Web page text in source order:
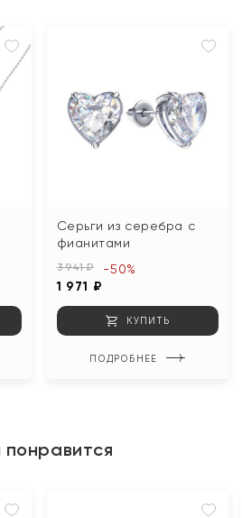
Серьги из серебра с
фианитами
3 941 ₽
1 971 ₽
-50%
КУПИТЬ
ПОДРОБНЕЕ
понравится